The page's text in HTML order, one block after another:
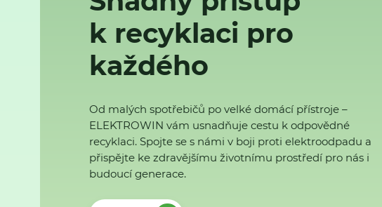
k recyklaci pro
každého
Od malých spotřebičů po velké domácí přístroje –
ELEKTROWIN vám usnadňuje cestu k odpovědné
recyklaci. Spojte se s námi v boji proti elektroodpadu a
přispějte ke zdravějšímu životnímu prostředí pro nás i
budoucí generace.